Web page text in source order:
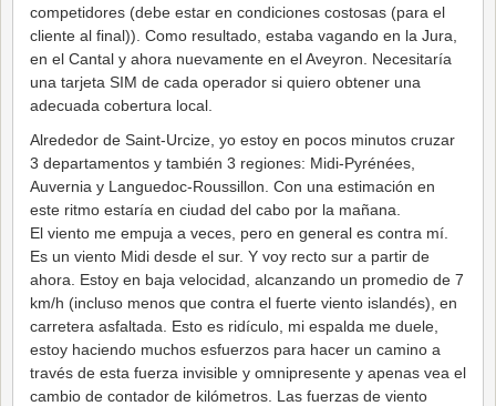
competidores (debe estar en condiciones costosas (para el
cliente al final)). Como resultado, estaba vagando en la Jura,
en el Cantal y ahora nuevamente en el Aveyron. Necesitaría
una tarjeta SIM de cada operador si quiero obtener una
adecuada cobertura local.
Alrededor de Saint-Urcize, yo estoy en pocos minutos cruzar
3 departamentos y también 3 regiones: Midi-Pyrénées,
Auvernia y Languedoc-Roussillon. Con una estimación en
este ritmo estaría en ciudad del cabo por la mañana.
El viento me empuja a veces, pero en general es contra mí.
Es un viento Midi desde el sur. Y voy recto sur a partir de
ahora. Estoy en baja velocidad, alcanzando un promedio de 7
km/h (incluso menos que contra el fuerte viento islandés), en
carretera asfaltada. Esto es ridículo, mi espalda me duele,
estoy haciendo muchos esfuerzos para hacer un camino a
través de esta fuerza invisible y omnipresente y apenas vea el
cambio de contador de kilómetros. Las fuerzas de viento